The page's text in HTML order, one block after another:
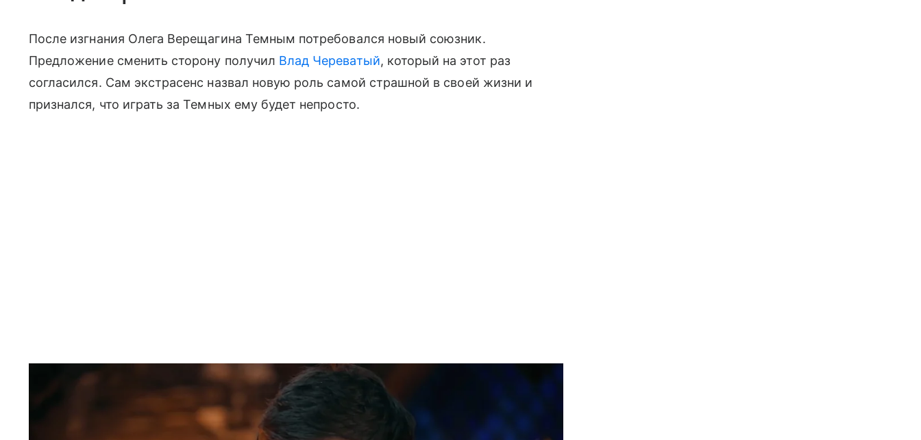
После изгнания Олега Верещагина Темным потребовался новый союзник.
Предложение сменить сторону получил Влад Череватый, который на этот раз
согласился. Сам экстрасенс назвал новую роль самой страшной в своей жизни и
признался, что играть за Темных ему будет непросто.